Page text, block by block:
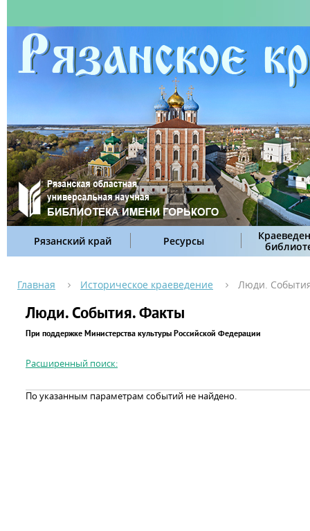
Рязанский край Ресурсы
Главная Историческое краеведение Люди.
Люди. События. Факты
При поддержке Министерства культуры Российской Федерации
Расширенный поиск:
По указанным параметрам событий не найдено.